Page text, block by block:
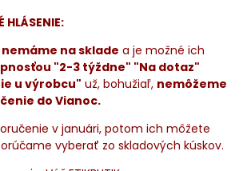
HLÁSENIE:
nemáme na sklade a je možné ich
"2-3 týždne" "Na dotaz"
u výrobcu" už, bohužiaľ, nemôžeme
do Vianoc.
v januári, potom ich môžete
vyberať zo skladových kúskov.